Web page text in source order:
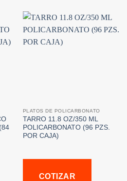
PLATOS DE POLICARBONATO
TARRO 11.8 OZ/350 ML
POLICARBONATO (96 PZS.
POR CAJA)
COTIZAR